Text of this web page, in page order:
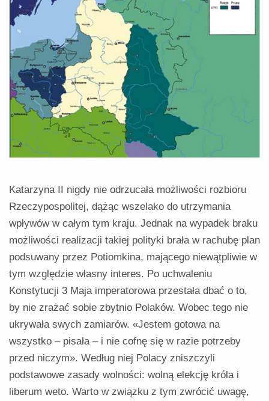
Katarzyna II nigdy nie odrzucała możliwości rozbioru
Rzeczypospolitej, dążąc wszelako do utrzymania
wpływów w całym tym kraju. Jednak na wypadek braku
możliwości realizacji takiej polityki brała w rachubę plan
podsuwany przez Potiomkina, mającego niewątpliwie w
tym względzie własny interes. Po uchwaleniu
Konstytucji 3 Maja imperatorowa przestała dbać o to,
by nie zrażać sobie zbytnio Polaków. Wobec tego nie
ukrywała swych zamiarów. «Jestem gotowa na
wszystko – pisała – i nie cofnę się w razie potrzeby
przed niczym». Według niej Polacy zniszczyli
podstawowe zasady wolności: wolną elekcję króla i
liberum weto. Warto w związku z tym zwrócić uwagę,